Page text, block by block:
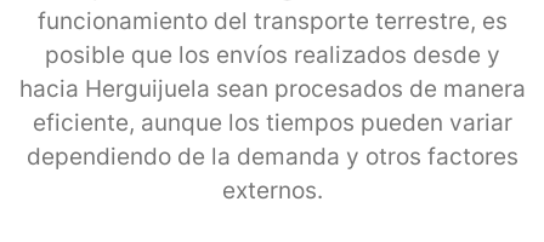
funcionamiento del transporte terrestre, es
posible que los envíos realizados desde y
hacia Herguijuela sean procesados de manera
eficiente, aunque los tiempos pueden variar
dependiendo de la demanda y otros factores
externos.